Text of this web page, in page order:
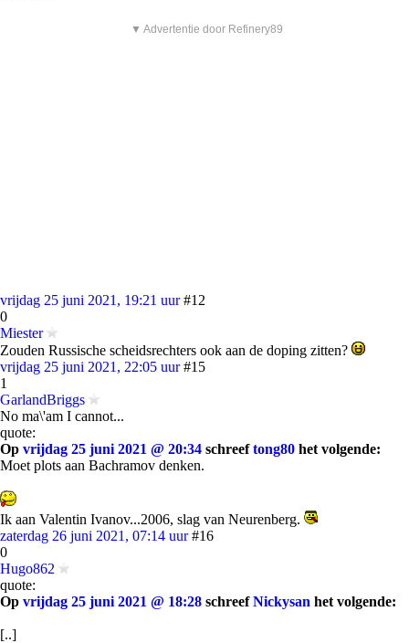
▼ Advertentie door Refinery89
vrijdag 25 juni 2021, 19:21 uur #12
0
Miester
Zouden Russische scheidsrechters ook aan de doping zitten?
vrijdag 25 juni 2021, 22:05 uur #15
1
GarlandBriggs
No ma\'am I cannot...
quote:
Op vrijdag 25 juni 2021 @ 20:34 schreeftong80 het volgende:
Moet plots aan Bachramov denken.
Ik aan Valentin Ivanov...2006, slag van Neurenberg.
zaterdag 26 juni 2021, 07:14 uur #16
0
Hugo862
quote:
Op vrijdag 25 juni 2021 @ 18:28 schreefNickysan het volgende:
[..]